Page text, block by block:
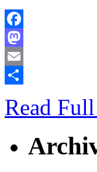
Facebook
Mastodon
Email
Read